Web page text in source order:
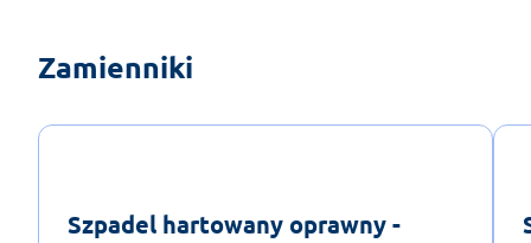
Zamienniki
Szpadel hartowany oprawny -